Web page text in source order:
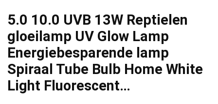
5.0 10.0 UVB 13W Reptielen
gloeilamp UV Glow Lamp
Energiebesparende lamp
Spiraal Tube Bulb Home White
Light Fluorescent…